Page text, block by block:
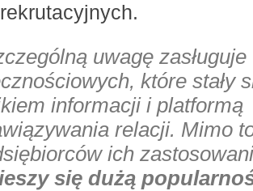
uwagę
które stały
informacji i platformą
relacji. Mimo
ich
się dużą